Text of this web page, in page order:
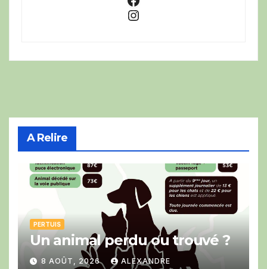
Instagram
A Relire
PERTUIS
Un animal perdu ou trouvé ?
8 AOÛT, 2026 ALEXANDRE